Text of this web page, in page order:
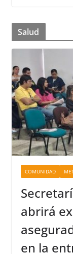
Salud
COMUNIDAD
abrirá
en la